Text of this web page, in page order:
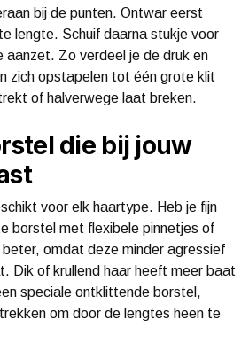
bij de punten. Ontwar eerst
lengte. Schuif daarna stukje voor
aanzet. Zo verdeel je de druk en
zich opstapelen tot één grote klit
of halverwege laat breken.
die bij jouw
voor elk haartype. Heb je fijn
borstel met flexibele pinnetjes of
beter, omdat deze minder agressief
Dik of krullend haar heeft meer baat
speciale ontklittende borstel,
om door de lengtes heen te